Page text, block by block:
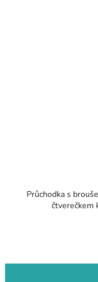
Průchodka s
čtverečkem